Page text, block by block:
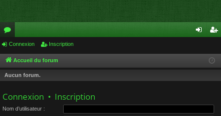
or
u
m
cri
Connexion Inscription
Accueil du forum
Aucun forum.
Connexion • Inscription
Nom d’utilisateur :